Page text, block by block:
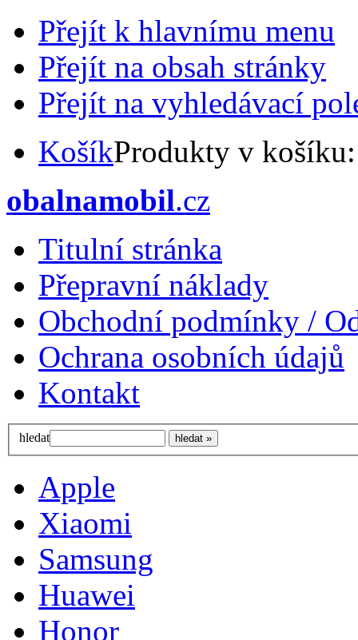
Přejít k hlavnímu menu
Přejít na obsah stránky
Přejít na vyhledávací
KošíkProdukty v
obalnamobil.cz
Titulní stránka
Přepravní náklady
Obchodní podmínky /
Ochrana osobních údajů
Kontakt
hledat
Apple
Xiaomi
Samsung
Huawei
Honor